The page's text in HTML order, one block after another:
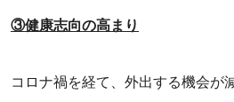
③健康志向の高まり
コロナ禍を経て、外出する機会が